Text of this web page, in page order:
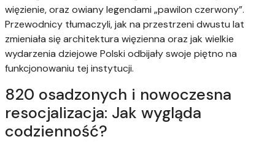
więzienie, oraz owiany legendami „pawilon czerwony”.
Przewodnicy tłumaczyli, jak na przestrzeni dwustu lat
zmieniała się architektura więzienna oraz jak wielkie
wydarzenia dziejowe Polski odbijały swoje piętno na
funkcjonowaniu tej instytucji.
820 osadzonych i nowoczesna
resocjalizacja: Jak wygląda
codzienność?